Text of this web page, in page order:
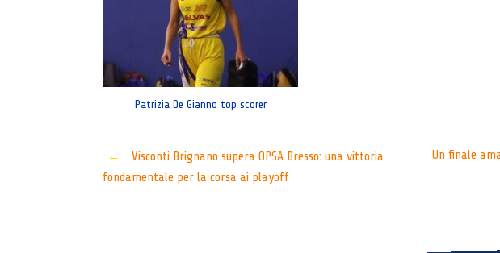
Patrizia De Gianno top scorer
Post
←
Visconti Brignano supera OPSA Bresso: una vittoria
fondamentale per la corsa ai playoff
Un finale